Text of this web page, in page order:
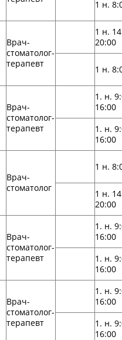
1 н.
Врач-
стоматолог-
терапевт
1 н.
20:00
1 н.
Врач-
стоматолог-
терапевт
1. н.
16:00
1. н.
16:00
Врач-
стоматолог
1 н.
1 н.
20:00
Врач-
стоматолог-
терапевт
1. н.
16:00
1. н.
16:00
Врач-
стоматолог-
терапевт
1. н.
16:00
1. н.
16:00